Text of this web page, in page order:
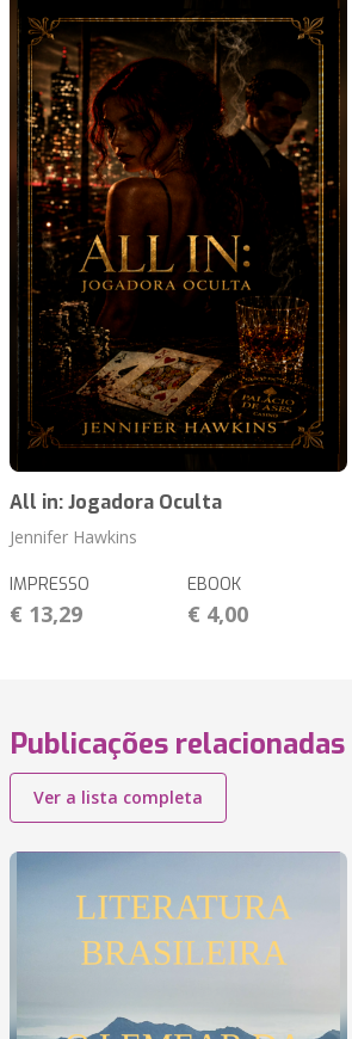
All in: Jogadora Oculta
Jennifer Hawkins
IMPRESSO
€ 13,29
EBOOK
€ 4,00
Publicações relacionadas
Ver a lista completa